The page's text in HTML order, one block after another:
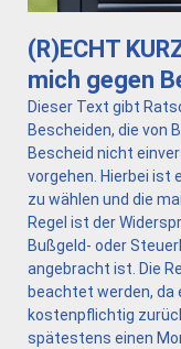
(R)ECHT
mich gegen
Dieser Text gibt
Bescheiden, die von
Bescheid nicht
vorgehen. Hierbei ist
zu wählen und die
Regel ist der
Bußgeld- oder
angebracht ist. Die
beachtet werden,
kostenpflichtig
spätestens einen